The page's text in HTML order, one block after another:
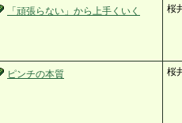
「頑張らない」から上手くいく 桜
ピンチの本質 桜